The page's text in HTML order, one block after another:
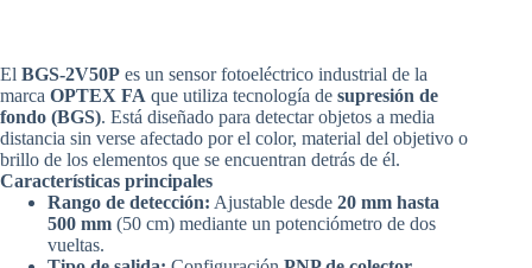
El BGS-2V50P es un sensor fotoeléctrico industrial de la
marca OPTEX FA que utiliza tecnología de supresión de
fondo (BGS). Está diseñado para detectar objetos a media
distancia sin verse afectado por el color, material del objetivo o
brillo de los elementos que se encuentran detrás de él.
Características principales
Rango de detección: Ajustable desde 20 mm hasta
500 mm (50 cm) mediante un potenciómetro de dos
vueltas.